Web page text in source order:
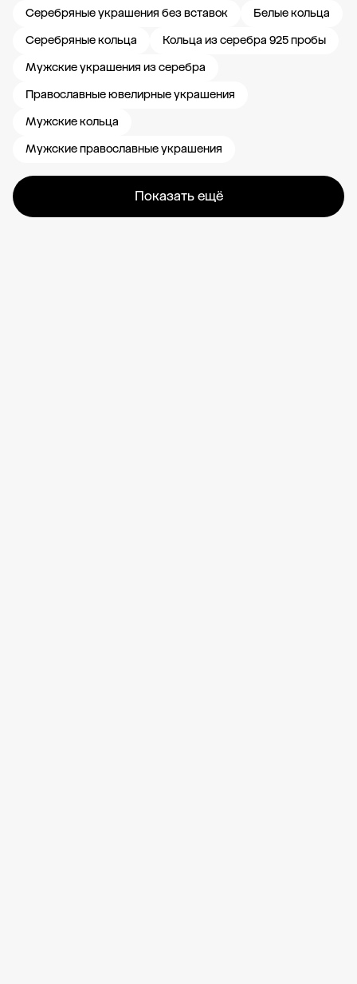
Серебряные украшения без вставок
Белые кольца
Серебряные кольца
Кольца из серебра 925 пробы
Мужские украшения из серебра
Православные ювелирные украшения
Мужские кольца
Мужские православные украшения
Показать ещё